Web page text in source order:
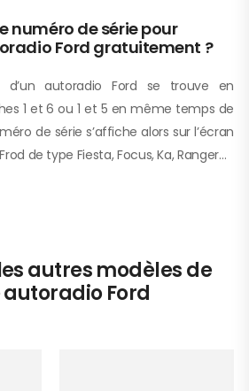
numéro de série pour
Ford gratuitement ?
autoradio Ford se trouve en
1 et 6 ou 1 et 5 en même temps de
de série s’affiche alors sur l’écran
de type Fiesta, Focus, Ka, Ranger…
autres modèles de
Ford